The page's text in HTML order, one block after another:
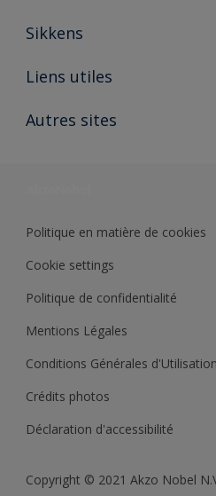
Sikkens
A propos de Sikkens
Liens utiles
Ouvrir un magasin PASS
Autres sites
Politique en matière de cookies
Cookie settings
Politique de confidentialité
Mentions Légales
Conditions Générales d'Utilisation
Crédits photos
Déclaration d'accessibilité
Copyright © 2021 Akzo Nobel